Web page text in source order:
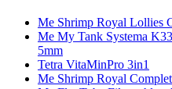
Me Shrimp Royal Lollies
Me My Tank Systema
5mm
Tetra VitaMinPro 3in1
Me Shrimp Royal